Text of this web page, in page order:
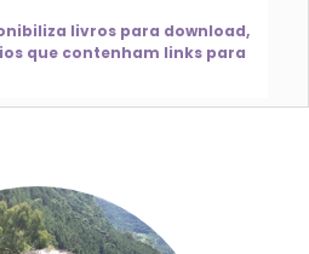
livros para download,
que contenham links para